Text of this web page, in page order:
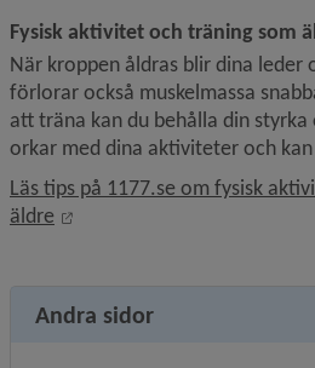
Fysisk aktivitet och träning som
När kroppen åldras blir dina leder
förlorar också muskelmassa
att träna kan du behålla din
orkar med dina aktiviteter och
Läs tips på 1177.se om fysisk
äldre
Länk till annan webbplats,
Andra sidor